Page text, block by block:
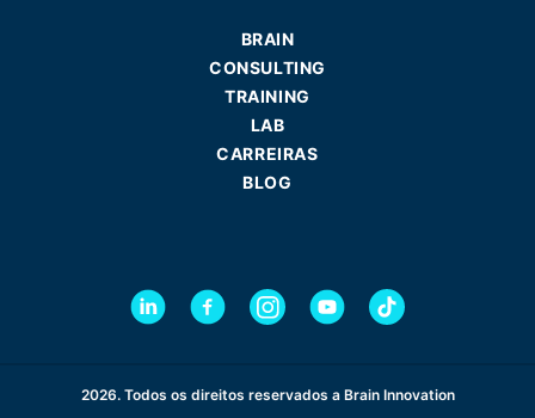
BRAIN
CONSULTING
TRAINING
LAB
CARREIRAS
BLOG
2026. Todos os direitos reservados a Brain Innovation